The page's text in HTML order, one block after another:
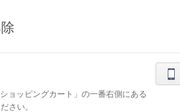
ョッピングカート」の一番右側にある
さい。